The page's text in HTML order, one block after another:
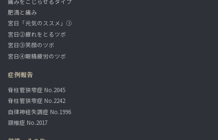
肥満と痛み
宮日「元気のススメ」①
宮日②疲れをとるツボ
宮日③笑顔のツボ
宮日④眼精疲労のツボ
症例報告
脊柱管狭窄症 No.2045
脊柱管狭窄症 No.2242
自律神経失調症 No.1996
頸椎症 No.2017